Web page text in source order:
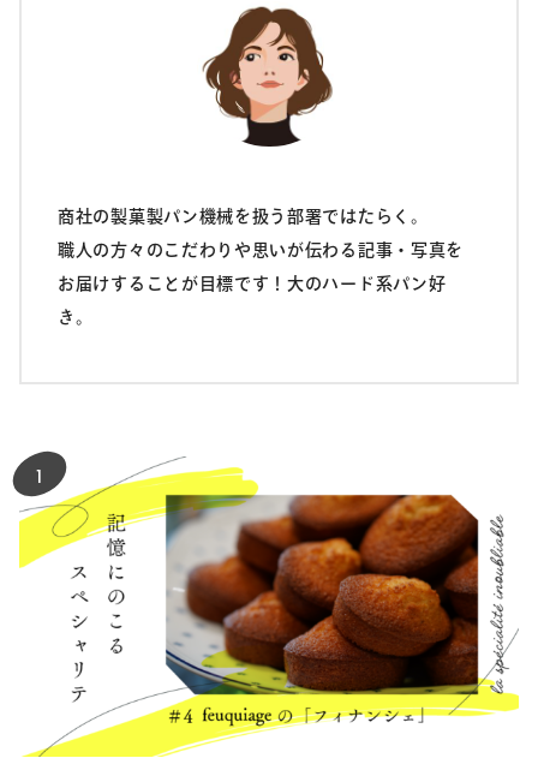
商社の製菓製パン機械を扱う部署ではたらく。
職人の方々のこだわりや思いが伝わる記事・写真を
お届けすることが目標です！大のハード系パン好
き。
1